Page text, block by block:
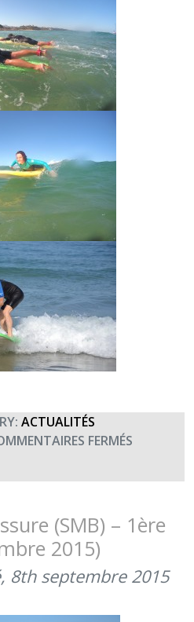
ACTUALITÉS
FERMÉS
SMB
2ÈME
JOURNÉE
(SMB) – 1ère
2015)
8th septembre 2015